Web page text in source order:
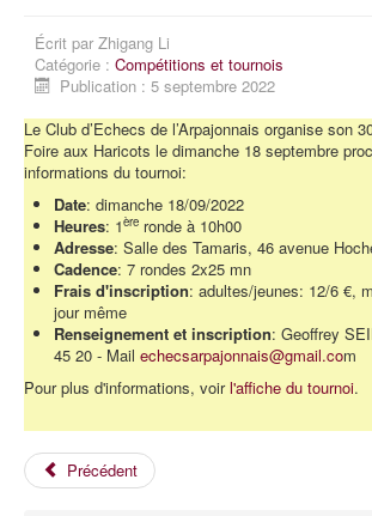
Écrit par Zhigang Li
Catégorie : Compétitions et tournois
Publication : 5 septembre 2022
Le Club d’Echecs de l’Arpajonnais organise son
Foire aux Haricots le dimanche 18 septembre
informations du tournoi:
Date: dimanche 18/09/2022
Heures: 1ère ronde à 10h00
Adresse: Salle des Tamaris, 46 avenue
Cadence: 7 rondes 2x25 mn
Frais d'inscription: adultes/jeunes: 12/6 €,
jour même
Renseignement et inscription: Geoffrey
45 20 - Mail echecsarpajonnais@gmail.com
Pour plus d'informations, voirl'affiche du tournoi.
Précédent